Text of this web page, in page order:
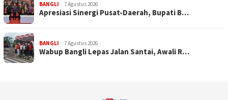
BANGLI 7 Agustus 2026
Apresiasi Sinergi Pusat-Daerah, Bupati B…
BANGLI 7 Agustus 2026
Wabup Bangli Lepas Jalan Santai, Awali R…